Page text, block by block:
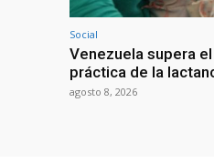
Social
Venezuela supera
práctica de la
agosto 8, 2026